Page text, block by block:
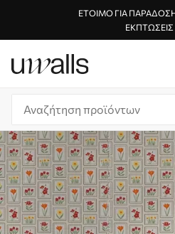
ΈΤΟΙΜΟ ΓΙΑ
ΕΚΠΤΏΣΕΙΣ